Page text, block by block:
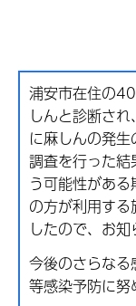
浦安市在住の
しんと診断さ
に麻しんの発
調査を行った
う可能性があ
の方が利用す
したので、お知
今後のさらな
等感染予防に努